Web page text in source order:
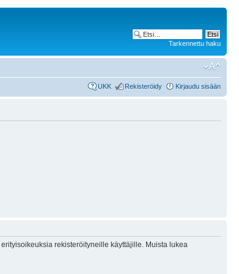
Tarkennettu haku
UKK Rekisteröidy Kirjaudu sisään
rekisteröityneille käyttäjille. Muista lukea